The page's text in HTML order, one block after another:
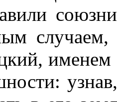
именем